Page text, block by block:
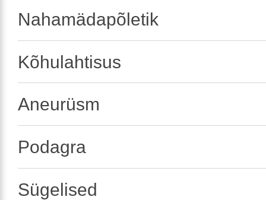
Nahamädapõletik
Kõhulahtisus
Aneurüsm
Podagra
Sügelised